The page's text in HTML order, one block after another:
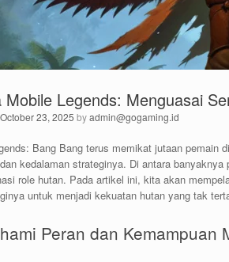
Mobile Legends: Menguasai
October 23, 2025 byadmin@gogaming.id
Bang Bang terus memikat jutaan pemain
kedalaman strateginya. Di antara
role hutan. Pada artikel ini, kita akan
untuk menjadi kekuatan hutan yang tak
Peran dan Kemampuan